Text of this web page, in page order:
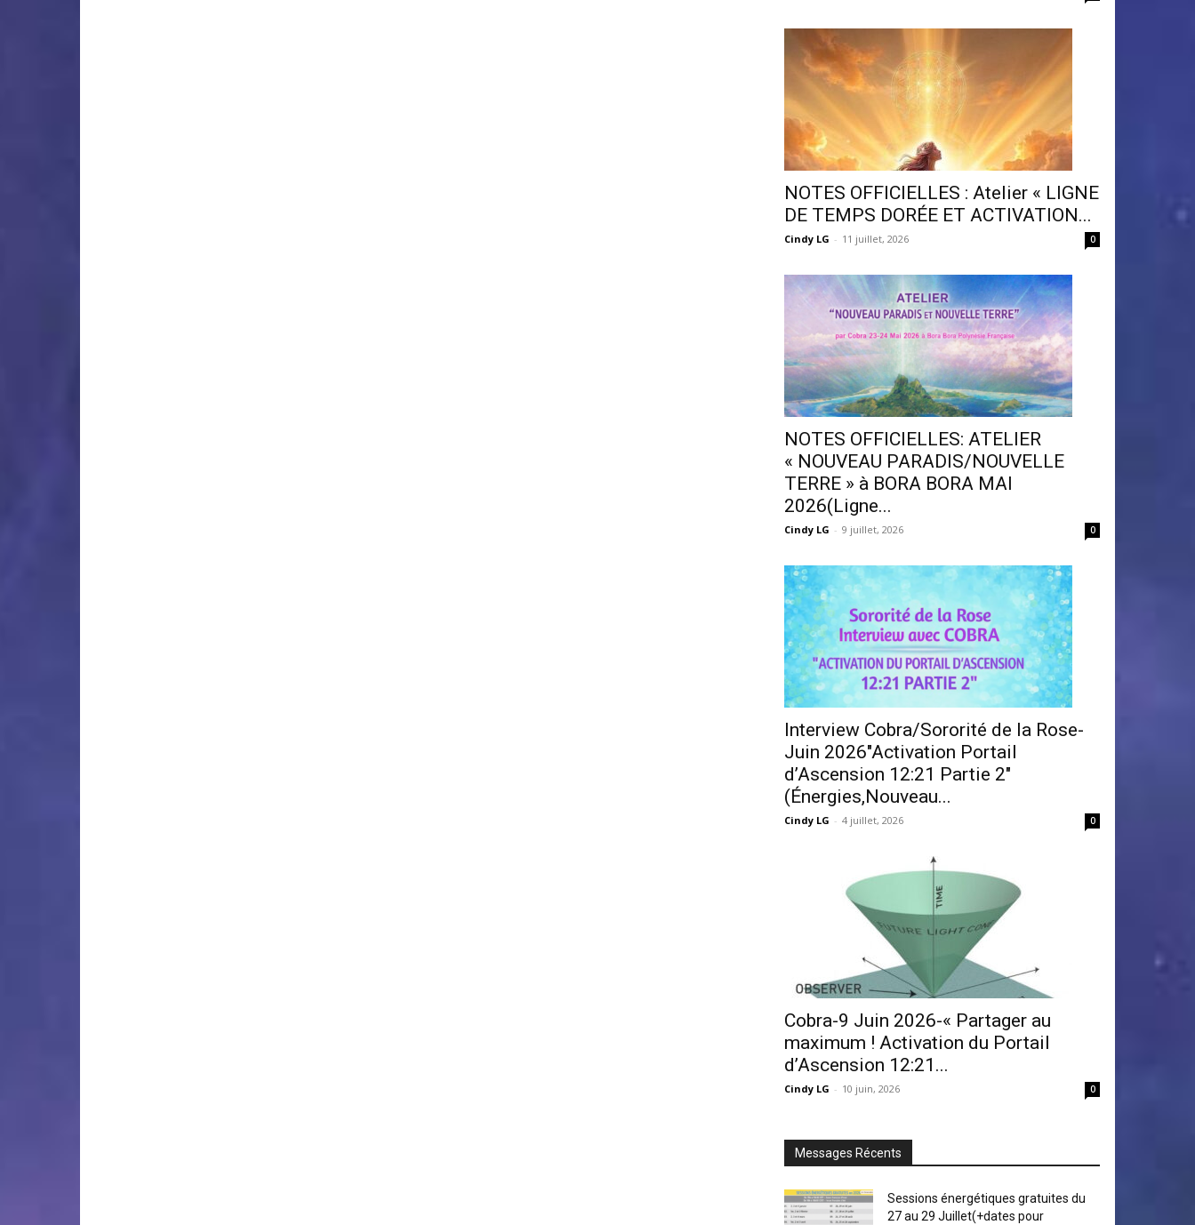
NOTES OFFICIELLES : Atelier « LIGNE
DE TEMPS DORÉE ET ACTIVATION...
Cindy LG - 11 juillet, 2026 0
NOTES OFFICIELLES: ATELIER
« NOUVEAU PARADIS/NOUVELLE
TERRE » à BORA BORA MAI
2026(Ligne...
Cindy LG - 9 juillet, 2026 0
Interview Cobra/Sororité de la Rose-
Juin 2026″Activation Portail
d’Ascension 12:21 Partie 2″
(Énergies,Nouveau...
Cindy LG - 4 juillet, 2026 0
Cobra-9 Juin 2026-« Partager au
maximum ! Activation du Portail
d’Ascension 12:21...
Cindy LG - 10 juin, 2026 0
Messages Récents
Sessions énergétiques gratuites du
27 au 29 Juillet(+dates pour